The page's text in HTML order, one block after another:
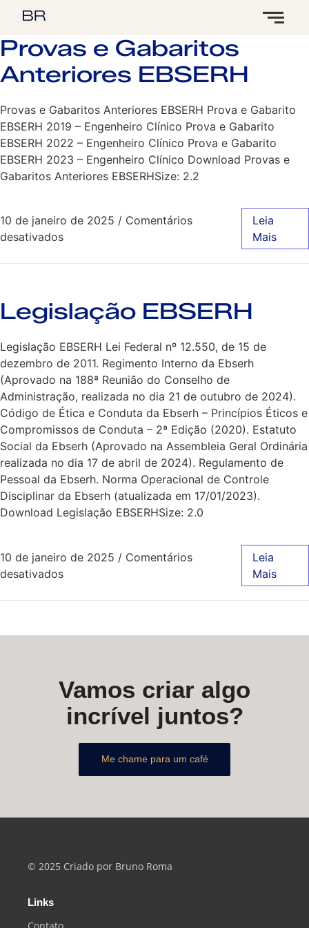
Provas e Gabaritos
Anteriores EBSERH
Provas e Gabaritos Anteriores EBSERH Prova e Gabarito
EBSERH 2019 – Engenheiro Clínico Prova e Gabarito
EBSERH 2022 – Engenheiro Clínico Prova e Gabarito
EBSERH 2023 – Engenheiro Clínico Download Provas e
Gabaritos Anteriores EBSERHSize: 2.2
10 de janeiro de 2025 / Comentários
desativados
Leia
Mais
Legislação EBSERH
Legislação EBSERH Lei Federal nº 12.550, de 15 de
dezembro de 2011. Regimento Interno da Ebserh
(Aprovado na 188ª Reunião do Conselho de
Administração, realizada no dia 21 de outubro de 2024).
Código de Ética e Conduta da Ebserh – Princípios Éticos e
Compromissos de Conduta – 2ª Edição (2020). Estatuto
Social da Ebserh (Aprovado na Assembleia Geral Ordinária
realizada no dia 17 de abril de 2024). Regulamento de
Pessoal da Ebserh. Norma Operacional de Controle
Disciplinar da Ebserh (atualizada em 17/01/2023).
Download Legislação EBSERHSize: 2.0
10 de janeiro de 2025 / Comentários
desativados
Leia
Mais
Vamos criar algo
incrível juntos?
Me chame para um café
© 2025 Criado por Bruno Roma
Links